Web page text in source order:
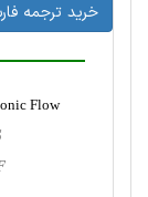
خرید ترجمه
Flow